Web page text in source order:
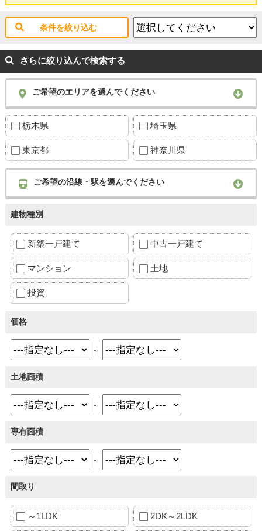
条件を絞り込む
さらに絞り込んで検索する
ご希望のエリアを選んでください
栃木県 埼玉県
東京都 神奈川県
ご希望の沿線・駅を選んでください
建物種別
新築一戸建て 中古一戸建て
マンション 土地
投資
価格
～
土地面積
～
専有面積
～
間取り
～1LDK 2DK～2LDK